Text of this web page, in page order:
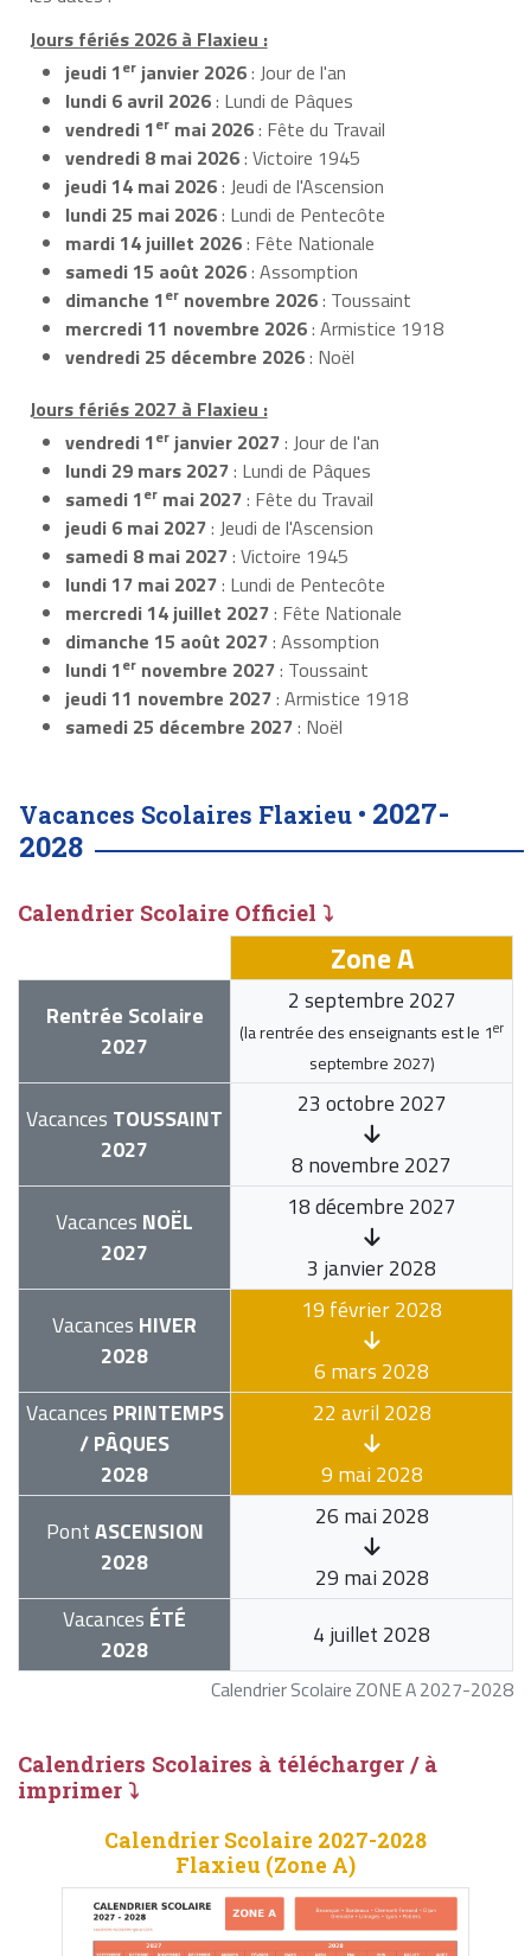
Jours fériés 2026 à Flaxieu :
jeudi 1er janvier 2026: Jour de l'an
lundi 6 avril 2026: Lundi de Pâques
vendredi 1er mai 2026: Fête du Travail
vendredi 8 mai 2026: Victoire 1945
jeudi 14 mai 2026: Jeudi de l'Ascension
lundi 25 mai 2026: Lundi de Pentecôte
mardi 14 juillet 2026: Fête Nationale
samedi 15 août 2026: Assomption
dimanche 1er novembre 2026: Toussaint
mercredi 11 novembre 2026: Armistice 1918
vendredi 25 décembre 2026: Noël
Jours fériés 2027 à Flaxieu :
vendredi 1er janvier 2027: Jour de l'an
lundi 29 mars 2027: Lundi de Pâques
samedi 1er mai 2027: Fête du Travail
jeudi 6 mai 2027: Jeudi de l'Ascension
samedi 8 mai 2027: Victoire 1945
lundi 17 mai 2027: Lundi de Pentecôte
mercredi 14 juillet 2027: Fête Nationale
dimanche 15 août 2027: Assomption
lundi 1er novembre 2027: Toussaint
jeudi 11 novembre 2027: Armistice 1918
samedi 25 décembre 2027: Noël
Vacances Scolaires Flaxieu • 2027-
2028
Calendrier Scolaire Officiel ⤵
Calendrier Scolaire ZONE A 2027-2028
Zone A
Rentrée Scolaire
2027
2 septembre 2027
(la rentrée des enseignants est le 1er
septembre 2027)
Vacances TOUSSAINT
2027
23 octobre 2027
8 novembre 2027
Vacances NOËL
2027
18 décembre 2027
3 janvier 2028
Vacances HIVER
2028
19 février 2028
6 mars 2028
Vacances PRINTEMPS
/ PÂQUES
2028
22 avril 2028
9 mai 2028
PontASCENSION
2028
26 mai 2028
29 mai 2028
Vacances ÉTÉ
2028
4 juillet 2028
Calendriers Scolaires à télécharger / à
imprimer ⤵
Calendrier Scolaire 2027-2028
Flaxieu (Zone A)